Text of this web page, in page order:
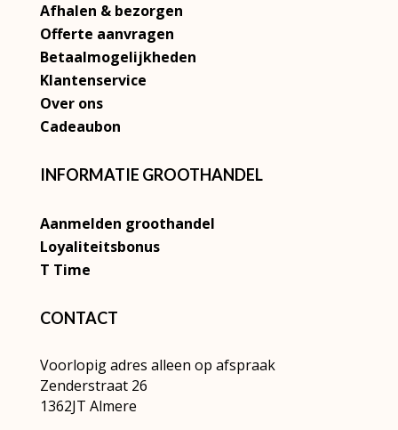
Afhalen & bezorgen
Offerte aanvragen
Betaalmogelijkheden
Klantenservice
Over ons
Cadeaubon
INFORMATIE GROOTHANDEL
Aanmelden groothandel
Loyaliteitsbonus
T Time
CONTACT
Voorlopig adres alleen op afspraak
Zenderstraat 26
1362JT Almere